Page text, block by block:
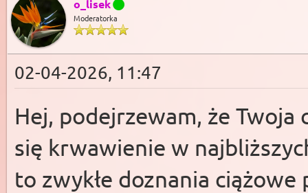
o_lisek
Moderatorka
02-04-2026, 11:47
Hej, podejrzewam, że Twoja
się krwawienie w
to zwykłe doznania ciążowe